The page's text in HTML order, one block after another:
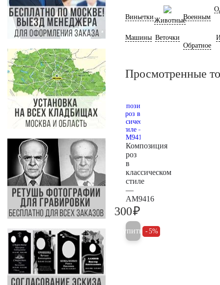
ВиньеткиЖивотныеВоенным
Машины Веточки
Обратное
Просмотренные
Композиция
роз
в
классическом
стиле
—
AM9416
300₽
Купить 5%